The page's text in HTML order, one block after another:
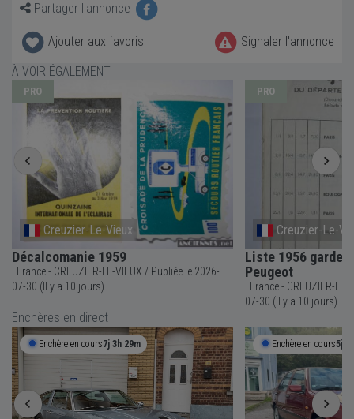
Partager l'annonce
Ajouter aux favoris
Signaler l'annonce
À VOIR ÉGALEMENT
PRO
Creuzier-Le-Vieux
Décalcomanie 1959
France - CREUZIER-LE-VIEUX / Publiée le 2026-
07-30 (Il y a 10 jours)
PRO
Creuzier-Le-
Liste 1956 garde
Peugeot
France - CREUZIER-LE-VIEUX /
07-30 (Il y a 10 jours)
Enchères en direct
Enchère en cours7j 3h 29m Enchère en cours5j